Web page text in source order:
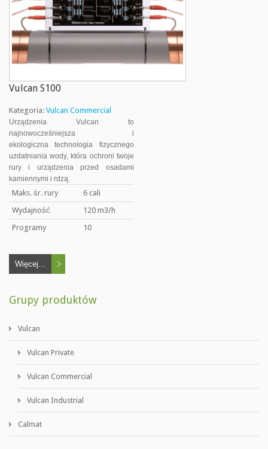
Vulcan S100
Kategoria: Vulcan Commercial
Urządzenia Vulcan to
najnowocześniejsza i
ekologiczna technologia fizycznego
uzdatniania wody, która ochroni twoje
rury i urządzenia przed osadami
kamiennymi i rdzą.
Maks. śr. rury
6 cali
Wydajność
120 m3/h
Programy
10
Więcej...
Grupy produktów
Vulcan
Vulcan Private
Vulcan Commercial
Vulcan Industrial
Calmat